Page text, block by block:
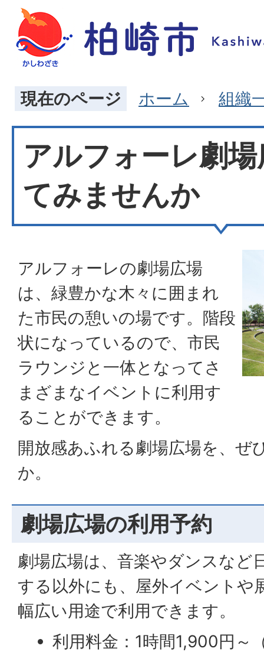
現在のページ ホーム 組織
アルフォーレ劇
てみませんか
アルフォーレの劇場広場
は、緑豊かな木々に囲まれ
た市民の憩いの場です。階段
状になっているので、市民
ラウンジと一体となってさ
まざまなイベントに利用す
ることができます。
開放感あふれる劇場広場を、ぜ
か。
劇場広場の利用予約
劇場広場は、音楽やダンスなど
する以外にも、屋外イベントや
幅広い用途で利用できます。
利用料金：1時間1,900円～